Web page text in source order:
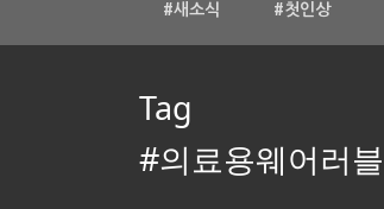
#새소식 #첫인상
Tag
#의료용웨어러블